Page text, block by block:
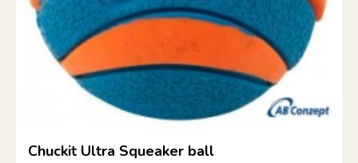
Chuckit Ultra Squeaker ball